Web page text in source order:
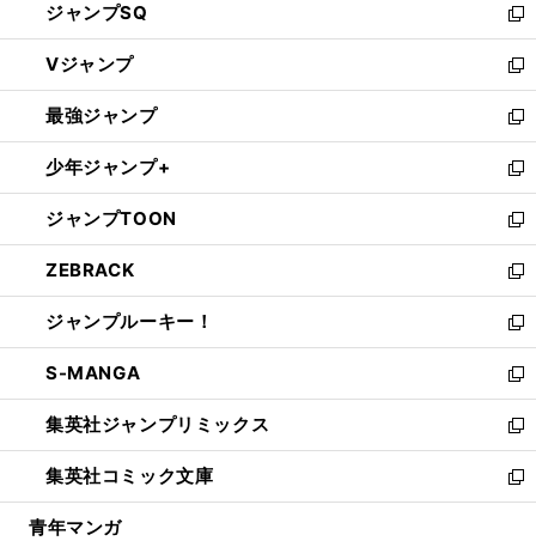
い
ウ
ィ
ン
ド
ウ
で
開
く
ジャンプSQ
新
し
い
ウ
ィ
ン
ド
ウ
で
開
く
Vジャンプ
新
し
い
ウ
ィ
ン
ド
ウ
で
開
く
最強ジャンプ
新
し
い
ウ
ィ
ン
ド
ウ
で
開
く
少年ジャンプ+
新
し
い
ウ
ィ
ン
ド
ウ
で
開
く
ジャンプTOON
新
し
い
ウ
ィ
ン
ド
ウ
で
開
く
ZEBRACK
新
し
い
ウ
ィ
ン
ド
ウ
で
開
ジャンプルーキー！
新
し
い
ウ
ィ
ン
ド
ウ
S-MANGA
新
し
い
ウ
ィ
ン
集英社ジャンプリミックス
新
し
い
ウ
集英社コミック文庫
新
し
青年マンガ